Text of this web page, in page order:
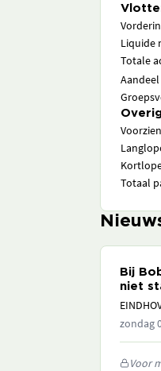
Liquide
Totale
Totaal
Bij
niet
zondag
Voor